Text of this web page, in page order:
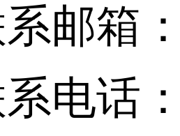
箱：
话：